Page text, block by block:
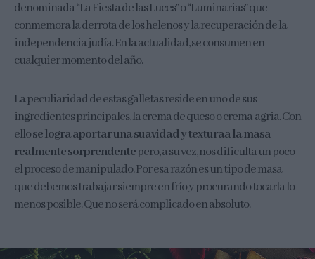
denominada “La Fiesta de las Luces” o “Luminarias” que
conmemora la derrota de los helenos y la recuperación de la
independencia judía. En la actualidad, se consumen en
cualquier momento del año.
La peculiaridad de estas galletas reside en uno de sus
ingredientes principales, la crema de queso o crema agria. Con
ellose logra aportar una suavidad y texturaa la masa
realmente sorprendentepero, a su vez, nos dificulta un poco
el proceso de manipulado. Por esa razón es un tipo de masa
que debemos trabajar siempre en frío y procurando tocarla lo
menos posible. Que no será complicado en absoluto.